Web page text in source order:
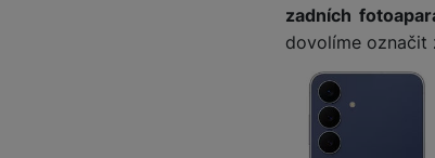
zadních
dovolíme označit